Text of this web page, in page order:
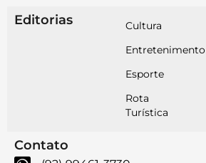
Editorias
Cultura
Entretenimento
Esporte
Rota
Turística
Contato